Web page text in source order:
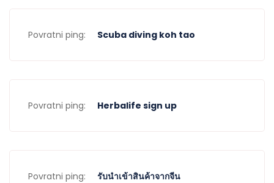
Povratni ping: Scuba diving koh tao
Povratni ping: Herbalife sign up
Povratni ping: รับนำเข้าสินค้าจากจีน